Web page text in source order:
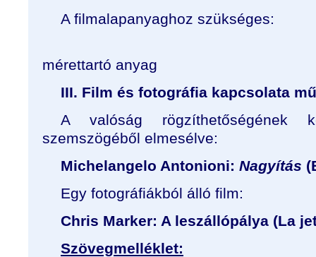
A filmalapanyaghoz szükséges:
mérettartó anyag
III. Film és fotográfia kapcsolata
A valóság rögzíthetőségének
szemszögéből elmesélve:
Michelangelo Antonioni: Nagyítás
Egy fotográfiákból álló film:
Chris Marker: A leszállópálya (La
Szövegmelléklet: